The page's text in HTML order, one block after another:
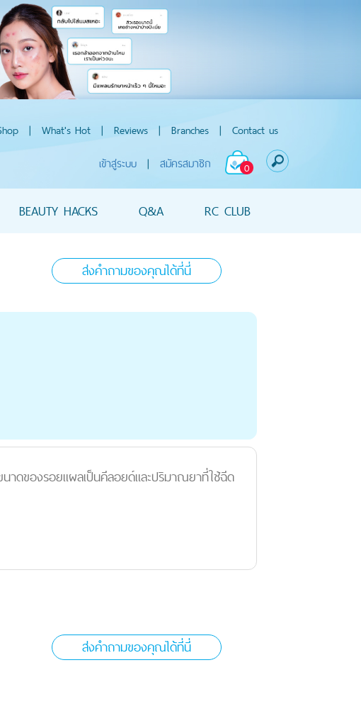
| What's Hot | Reviews | Branches | Contact us
0
เข้าสู่ระบบ | สมัครสมาชิก
BEAUTY HACKS Q&A RC CLUB
ส่งคำถามของคุณได้ที่นี่
าดของรอยแผลเป็นคีลอยด์และปริมาณยาที่ใช้ฉีด
ส่งคำถามของคุณได้ที่นี่